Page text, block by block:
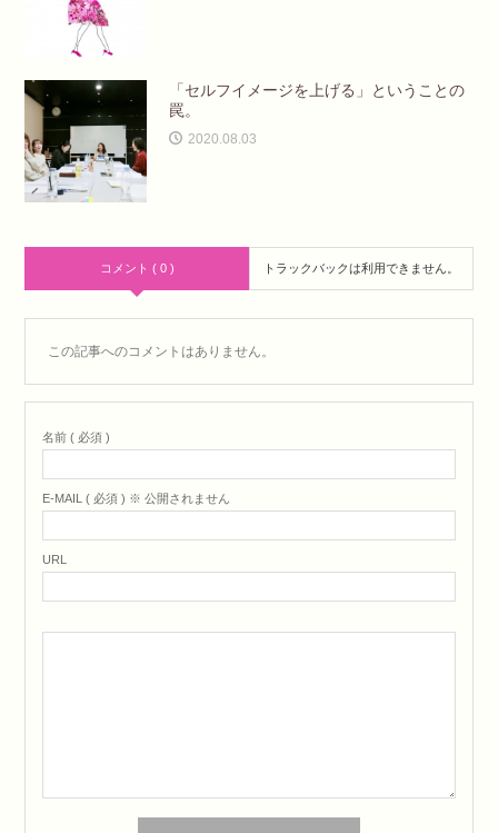
「セルフイメージを上げる」ということの
罠。
2020.08.03
コメント ( 0 ) トラックバックは利用できません。
この記事へのコメントはありません。
名前 ( 必須 )
E-MAIL ( 必須 ) ※ 公開されません
URL